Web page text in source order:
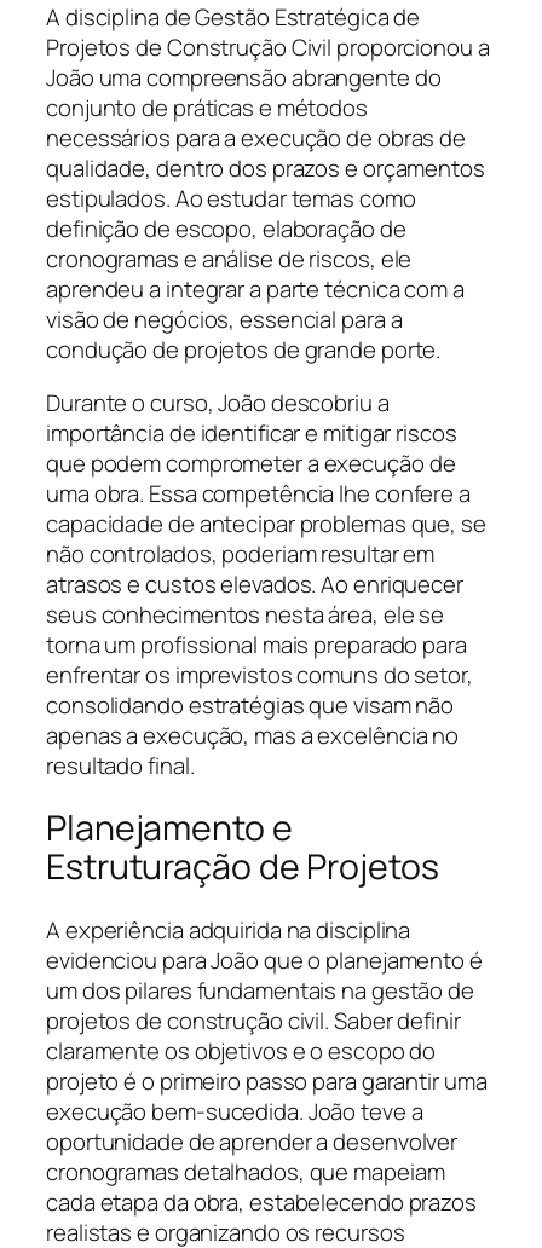
A disciplina de Gestão Estratégica de
Projetos de Construção Civil proporcionou a
João uma compreensão abrangente do
conjunto de práticas e métodos
necessários para a execução de obras de
qualidade, dentro dos prazos e orçamentos
estipulados. Ao estudar temas como
definição de escopo, elaboração de
cronogramas e análise de riscos, ele
aprendeu a integrar a parte técnica com a
visão de negócios, essencial para a
condução de projetos de grande porte.
Durante o curso, João descobriu a
importância de identificar e mitigar riscos
que podem comprometer a execução de
uma obra. Essa competência lhe confere a
capacidade de antecipar problemas que, se
não controlados, poderiam resultar em
atrasos e custos elevados. Ao enriquecer
seus conhecimentos nesta área, ele se
torna um profissional mais preparado para
enfrentar os imprevistos comuns do setor,
consolidando estratégias que visam não
apenas a execução, mas a excelência no
resultado final.
Planejamento e
Estruturação de Projetos
A experiência adquirida na disciplina
evidenciou para João que o planejamento é
um dos pilares fundamentais na gestão de
projetos de construção civil. Saber definir
claramente os objetivos e o escopo do
projeto é o primeiro passo para garantir uma
execução bem-sucedida. João teve a
oportunidade de aprender a desenvolver
cronogramas detalhados, que mapeiam
cada etapa da obra, estabelecendo prazos
realistas e organizando os recursos